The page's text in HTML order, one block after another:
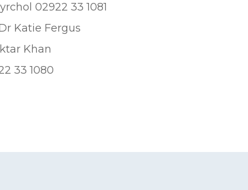
02922 33 1081
Katie Fergus
Khan
33 1080